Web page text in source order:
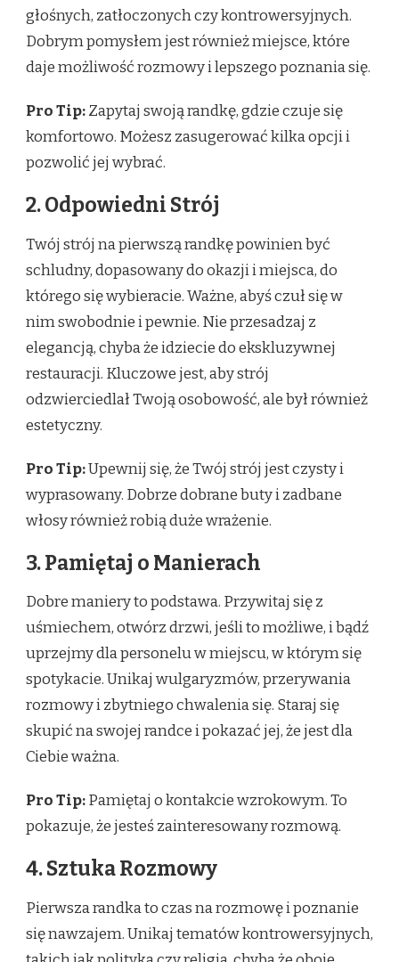
głośnych, zatłoczonych czy kontrowersyjnych.
Dobrym pomysłem jest również miejsce, które
daje możliwość rozmowy i lepszego poznania się.
Pro Tip:Zapytaj swoją randkę, gdzie czuje się
komfortowo. Możesz zasugerować kilka opcji i
pozwolić jej wybrać.
2. Odpowiedni Strój
Twój strój na pierwszą randkę powinien być
schludny, dopasowany do okazji i miejsca, do
którego się wybieracie. Ważne, abyś czuł się w
nim swobodnie i pewnie. Nie przesadzaj z
elegancją, chyba że idziecie do ekskluzywnej
restauracji. Kluczowe jest, aby strój
odzwierciedlał Twoją osobowość, ale był również
estetyczny.
Pro Tip:Upewnij się, że Twój strój jest czysty i
wyprasowany. Dobrze dobrane buty i zadbane
włosy również robią duże wrażenie.
3. Pamiętaj o Manierach
Dobre maniery to podstawa. Przywitaj się z
uśmiechem, otwórz drzwi, jeśli to możliwe, i bądź
uprzejmy dla personelu w miejscu, w którym się
spotykacie. Unikaj wulgaryzmów, przerywania
rozmowy i zbytniego chwalenia się. Staraj się
skupić na swojej randce i pokazać jej, że jest dla
Ciebie ważna.
Pro Tip:Pamiętaj o kontakcie wzrokowym. To
pokazuje, że jesteś zainteresowany rozmową.
4. Sztuka Rozmowy
Pierwsza randka to czas na rozmowę i poznanie
się nawzajem. Unikaj tematów kontrowersyjnych,